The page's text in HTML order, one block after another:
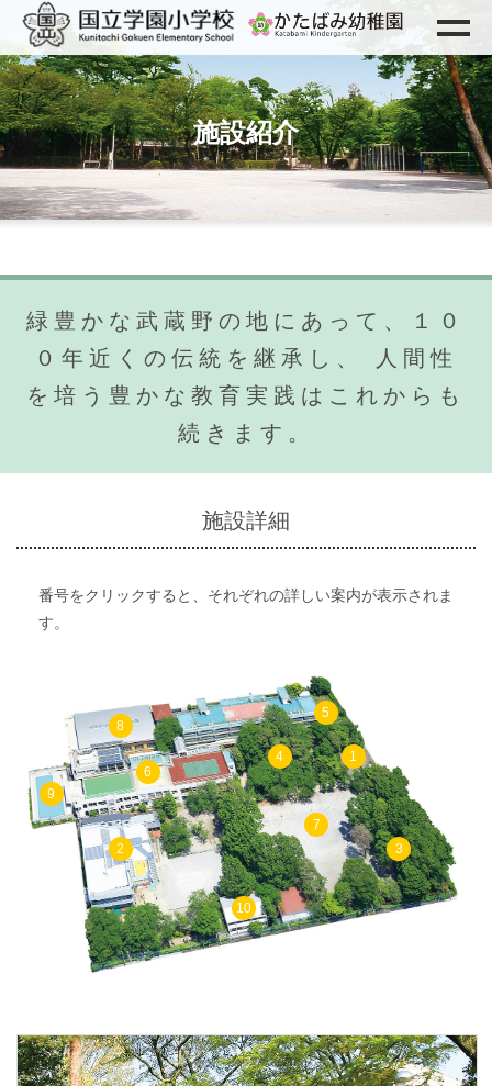
施設紹介
緑豊かな武蔵野の地にあって、１０
０年近くの伝統を継承し、
人間性
を培う豊かな教育実践はこれからも
続きます。
施設詳細
番号をクリックすると、それぞれの詳しい案内が表示されま
す。
1
2 3
4
5
6
7
8
9
10